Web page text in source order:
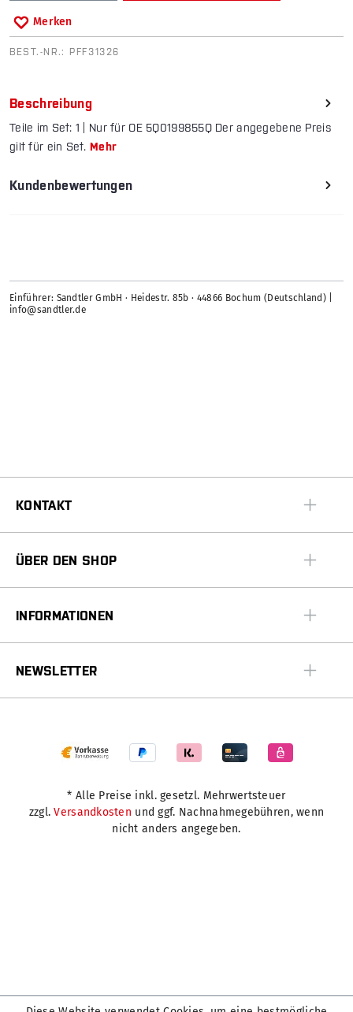
Merken
BEST.-NR.: PFF31326
Beschreibung
Teile im Set: 1 | Nur für OE 5Q0199855Q Der angegebene Preis
gilt für ein Set.Mehr
Kundenbewertungen
Einführer: Sandtler GmbH · Heidestr. 85b · 44866 Bochum (Deutschland) |
info@sandtler.de
KONTAKT
ÜBER DEN SHOP
INFORMATIONEN
NEWSLETTER
* Alle Preise inkl. gesetzl. Mehrwertsteuer
zzgl.Versandkosten und ggf. Nachnahmegebühren, wenn
nicht anders angegeben.